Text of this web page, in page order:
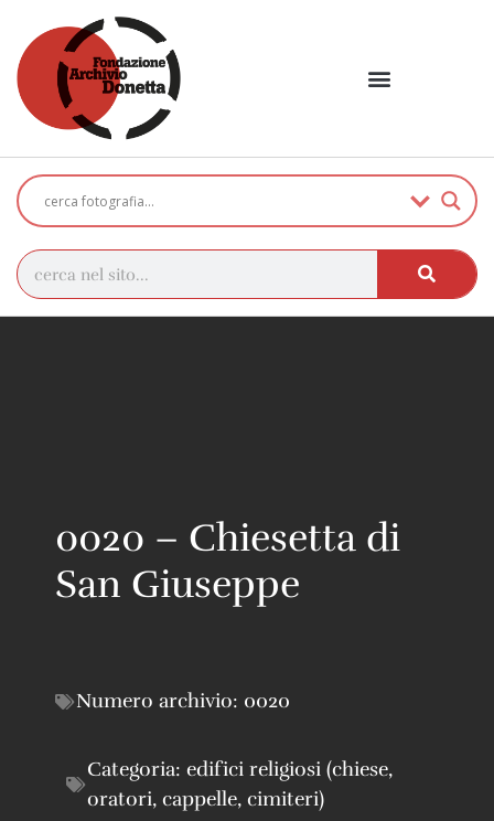
0020 – Chiesetta di
San Giuseppe
Numero archivio: 0020
Categoria: edifici religiosi (chiese,
oratori, cappelle, cimiteri)